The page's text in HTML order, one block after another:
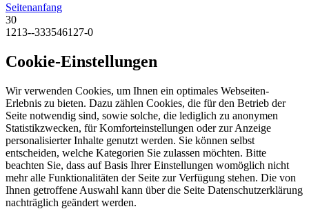
Seitenanfang
30
1213--333546127-0
Cookie-Einstellungen
Wir verwenden Cookies, um Ihnen ein optimales Webseiten-
Erlebnis zu bieten. Dazu zählen Cookies, die für den Betrieb der
Seite notwendig sind, sowie solche, die lediglich zu anonymen
Statistikzwecken, für Komforteinstellungen oder zur Anzeige
personalisierter Inhalte genutzt werden. Sie können selbst
entscheiden, welche Kategorien Sie zulassen möchten. Bitte
beachten Sie, dass auf Basis Ihrer Einstellungen womöglich nicht
mehr alle Funktionalitäten der Seite zur Verfügung stehen. Die von
Ihnen getroffene Auswahl kann über die Seite Datenschutzerklärung
nachträglich geändert werden.